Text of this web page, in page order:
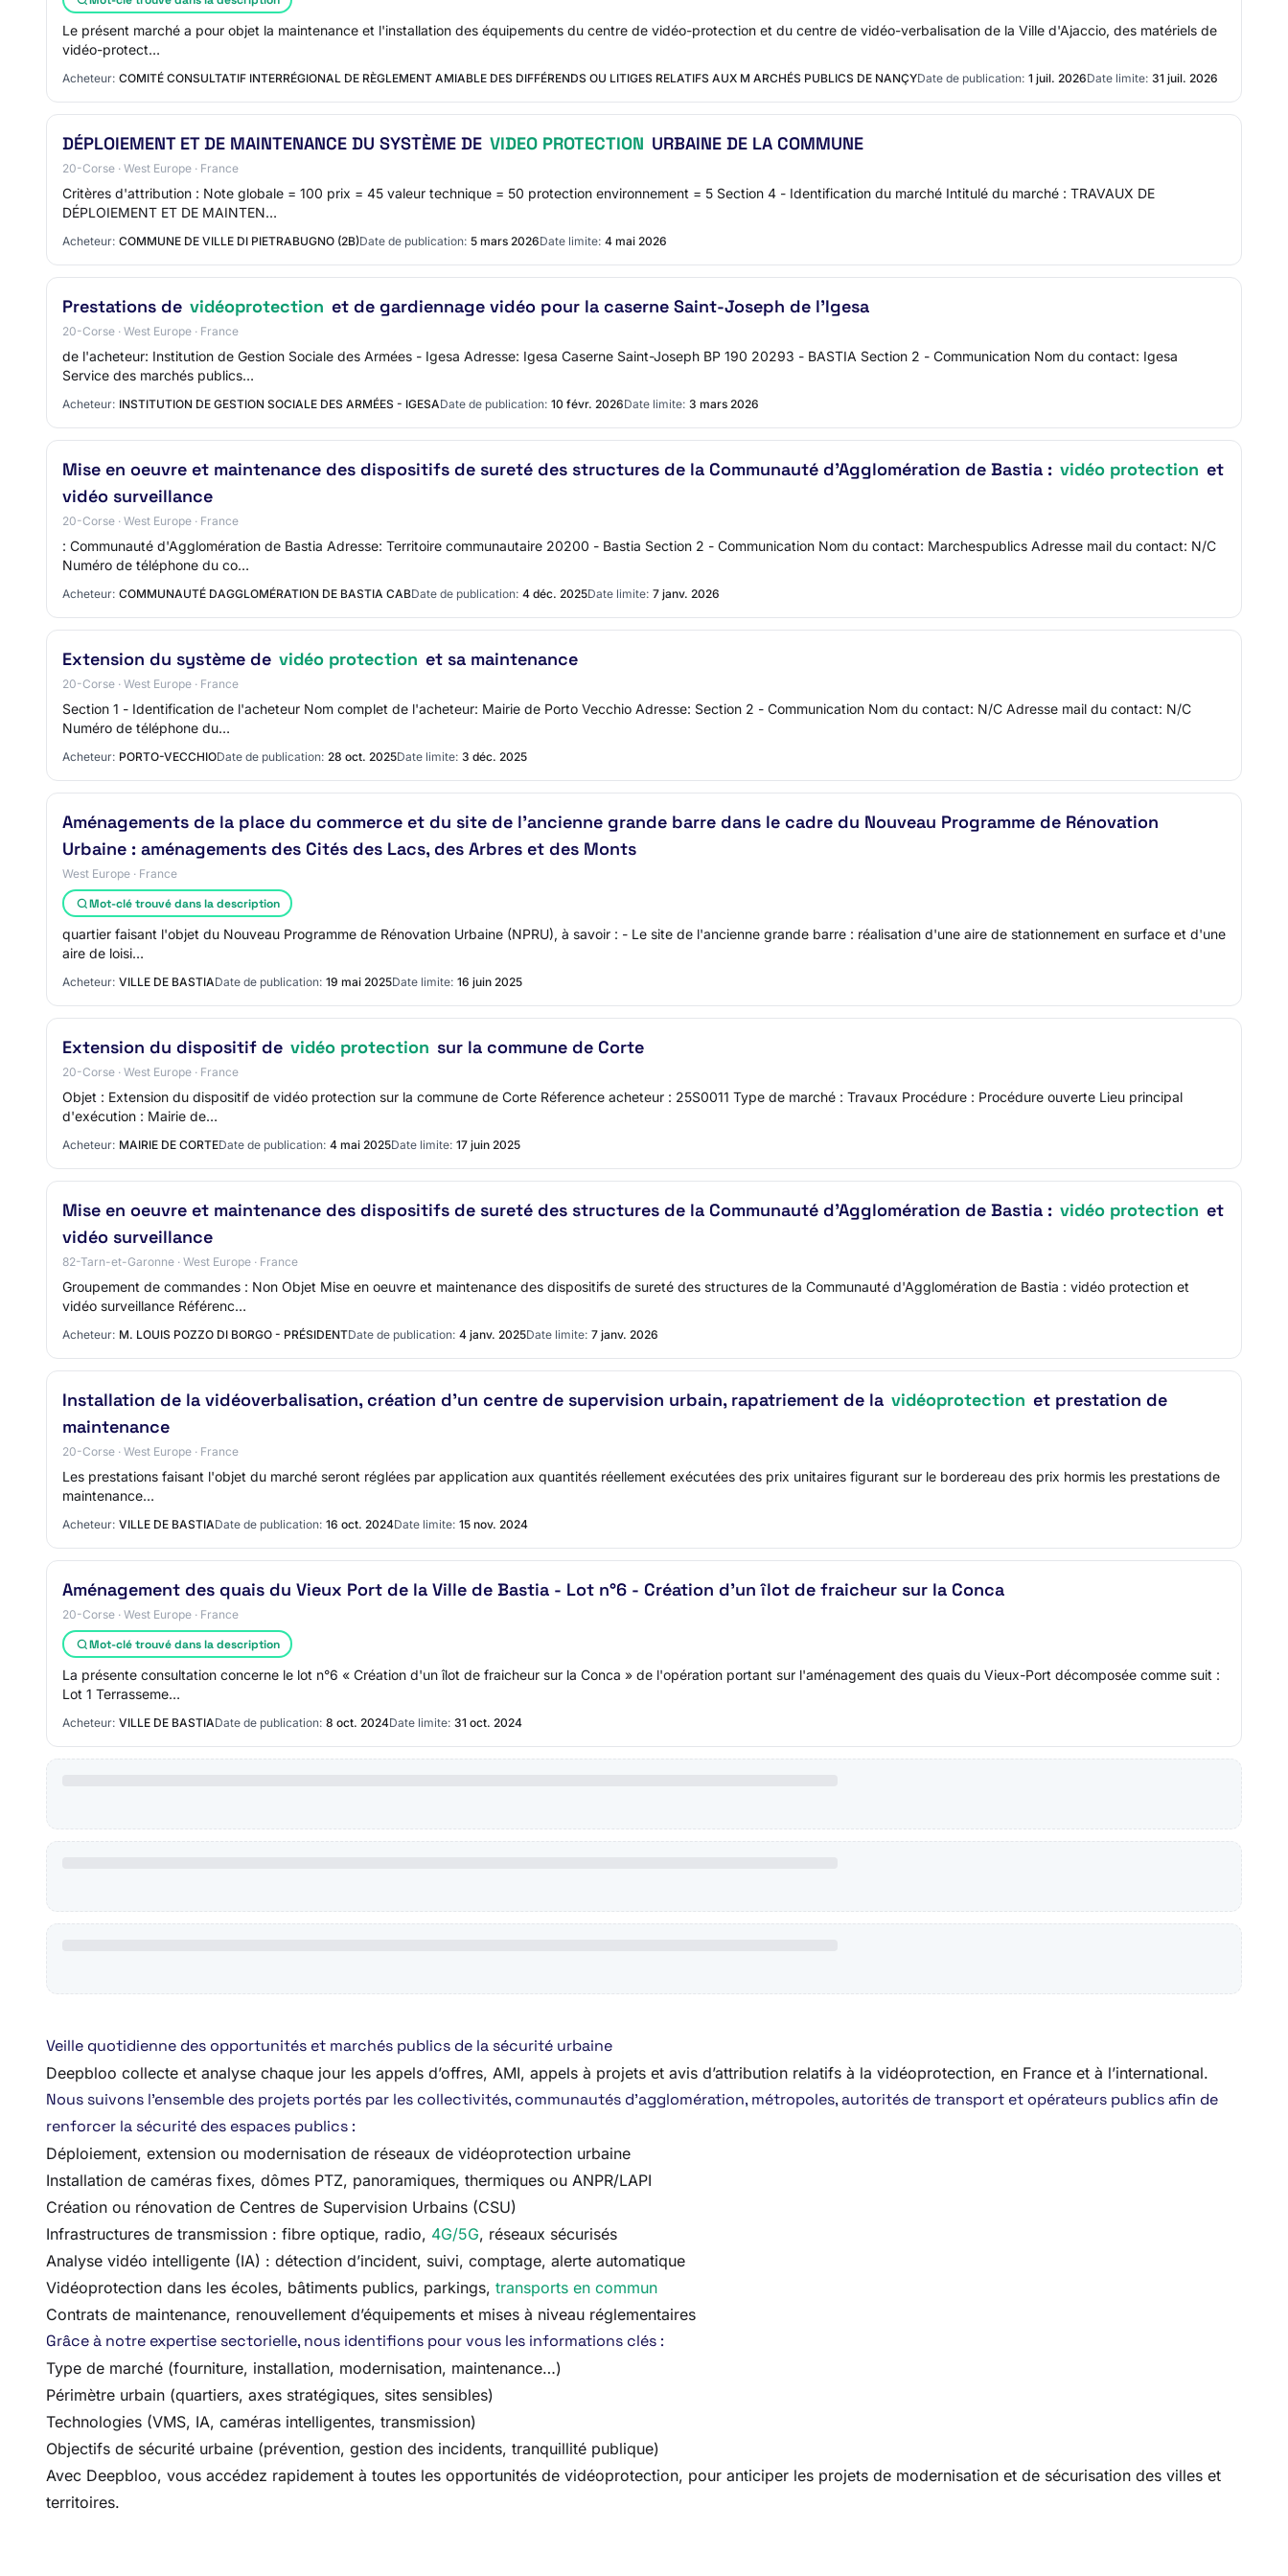
Le présent marché a pour objet la maintenance et l'installation des équipements du centre de vidéo-protection et du centre de vidéo-verbalisation de la Ville d'Ajaccio, des matériels de
vidéo-protect…
Acheteur: COMITÉ CONSULTATIF INTERRÉGIONAL DE RÈGLEMENT AMIABLE DES DIFFÉRENDS OU LITIGES RELATIFS AUX M ARCHÉS PUBLICS DE NANÇYDate de publication: 1 juil. 2026Date limite: 31 juil. 2026
DÉPLOIEMENT ET DE MAINTENANCE DU SYSTÈME DE VIDEO PROTECTION URBAINE DE LA COMMUNE
20-Corse · West Europe · France
Critères d'attribution : Note globale = 100 prix = 45 valeur technique = 50 protection environnement = 5 Section 4 - Identification du marché Intitulé du marché : TRAVAUX DE
DÉPLOIEMENT ET DE MAINTEN…
Acheteur: COMMUNE DE VILLE DI PIETRABUGNO (2B)Date de publication: 5 mars 2026Date limite: 4 mai 2026
Prestations de vidéoprotection et de gardiennage vidéo pour la caserne Saint-Joseph de l'Igesa
20-Corse · West Europe · France
de l'acheteur: Institution de Gestion Sociale des Armées - Igesa Adresse: Igesa Caserne Saint-Joseph BP 190 20293 - BASTIA Section 2 - Communication Nom du contact: Igesa
Service des marchés publics…
Acheteur: INSTITUTION DE GESTION SOCIALE DES ARMÉES - IGESADate de publication: 10 févr. 2026Date limite: 3 mars 2026
Mise en oeuvre et maintenance des dispositifs de sureté des structures de la Communauté d'Agglomération de Bastia : vidéo protection et
vidéo surveillance
20-Corse · West Europe · France
: Communauté d'Agglomération de Bastia Adresse: Territoire communautaire 20200 - Bastia Section 2 - Communication Nom du contact: Marchespublics Adresse mail du contact: N/C
Numéro de téléphone du co…
Acheteur: COMMUNAUTÉ DAGGLOMÉRATION DE BASTIA CABDate de publication: 4 déc. 2025Date limite: 7 janv. 2026
Extension du système de vidéo protection et sa maintenance
20-Corse · West Europe · France
Section 1 - Identification de l'acheteur Nom complet de l'acheteur: Mairie de Porto Vecchio Adresse: Section 2 - Communication Nom du contact: N/C Adresse mail du contact: N/C
Numéro de téléphone du…
Acheteur: PORTO-VECCHIODate de publication: 28 oct. 2025Date limite: 3 déc. 2025
Aménagements de la place du commerce et du site de l'ancienne grande barre dans le cadre du Nouveau Programme de Rénovation
Urbaine : aménagements des Cités des Lacs, des Arbres et des Monts
West Europe · France
Mot-clé trouvé dans la description
quartier faisant l'objet du Nouveau Programme de Rénovation Urbaine (NPRU), à savoir : - Le site de l'ancienne grande barre : réalisation d'une aire de stationnement en surface et d'une
aire de loisi…
Acheteur: VILLE DE BASTIADate de publication: 19 mai 2025Date limite: 16 juin 2025
Extension du dispositif de vidéo protection sur la commune de Corte
20-Corse · West Europe · France
Objet : Extension du dispositif de vidéo protection sur la commune de Corte Réference acheteur : 25S0011 Type de marché : Travaux Procédure : Procédure ouverte Lieu principal
d'exécution : Mairie de…
Acheteur: MAIRIE DE CORTEDate de publication: 4 mai 2025Date limite: 17 juin 2025
Mise en oeuvre et maintenance des dispositifs de sureté des structures de la Communauté d'Agglomération de Bastia : vidéo protection et
vidéo surveillance
82-Tarn-et-Garonne · West Europe · France
Groupement de commandes : Non Objet Mise en oeuvre et maintenance des dispositifs de sureté des structures de la Communauté d'Agglomération de Bastia : vidéo protection et
vidéo surveillance Référenc…
Acheteur: M. LOUIS POZZO DI BORGO - PRÉSIDENTDate de publication: 4 janv. 2025Date limite: 7 janv. 2026
Installation de la vidéoverbalisation, création d'un centre de supervision urbain, rapatriement de la vidéoprotection et prestation de
maintenance
20-Corse · West Europe · France
Les prestations faisant l'objet du marché seront réglées par application aux quantités réellement exécutées des prix unitaires figurant sur le bordereau des prix hormis les prestations de
maintenance…
Acheteur: VILLE DE BASTIADate de publication: 16 oct. 2024Date limite: 15 nov. 2024
Aménagement des quais du Vieux Port de la Ville de Bastia - Lot n°6 - Création d'un îlot de fraicheur sur la Conca
20-Corse · West Europe · France
Mot-clé trouvé dans la description
La présente consultation concerne le lot n°6 « Création d'un îlot de fraicheur sur la Conca » de l'opération portant sur l'aménagement des quais du Vieux-Port décomposée comme suit :
Lot 1 Terrasseme…
Acheteur: VILLE DE BASTIADate de publication: 8 oct. 2024Date limite: 31 oct. 2024
Veille quotidienne des opportunités et marchés publics de la sécurité urbaine
Deepbloo collecte et analyse chaque jour les appels d’offres, AMI, appels à projets et avis d’attribution relatifs à la vidéoprotection, en France et à l’international.
Nous suivons l’ensemble des projets portés par les collectivités, communautés d’agglomération, métropoles, autorités de transport et opérateurs publics afin de
renforcer la sécurité des espaces publics :
Déploiement, extension ou modernisation de réseaux de vidéoprotection urbaine
Installation de caméras fixes, dômes PTZ, panoramiques, thermiques ou ANPR/LAPI
Création ou rénovation de Centres de Supervision Urbains (CSU)
Infrastructures de transmission : fibre optique, radio, 4G/5G, réseaux sécurisés
Analyse vidéo intelligente (IA) : détection d’incident, suivi, comptage, alerte automatique
Vidéoprotection dans les écoles, bâtiments publics, parkings, transports en commun
Contrats de maintenance, renouvellement d’équipements et mises à niveau réglementaires
Grâce à notre expertise sectorielle, nous identifions pour vous les informations clés :
Type de marché (fourniture, installation, modernisation, maintenance…)
Périmètre urbain (quartiers, axes stratégiques, sites sensibles)
Technologies (VMS, IA, caméras intelligentes, transmission)
Objectifs de sécurité urbaine (prévention, gestion des incidents, tranquillité publique)
Avec Deepbloo, vous accédez rapidement à toutes les opportunités de vidéoprotection, pour anticiper les projets de modernisation et de sécurisation des villes et
territoires.